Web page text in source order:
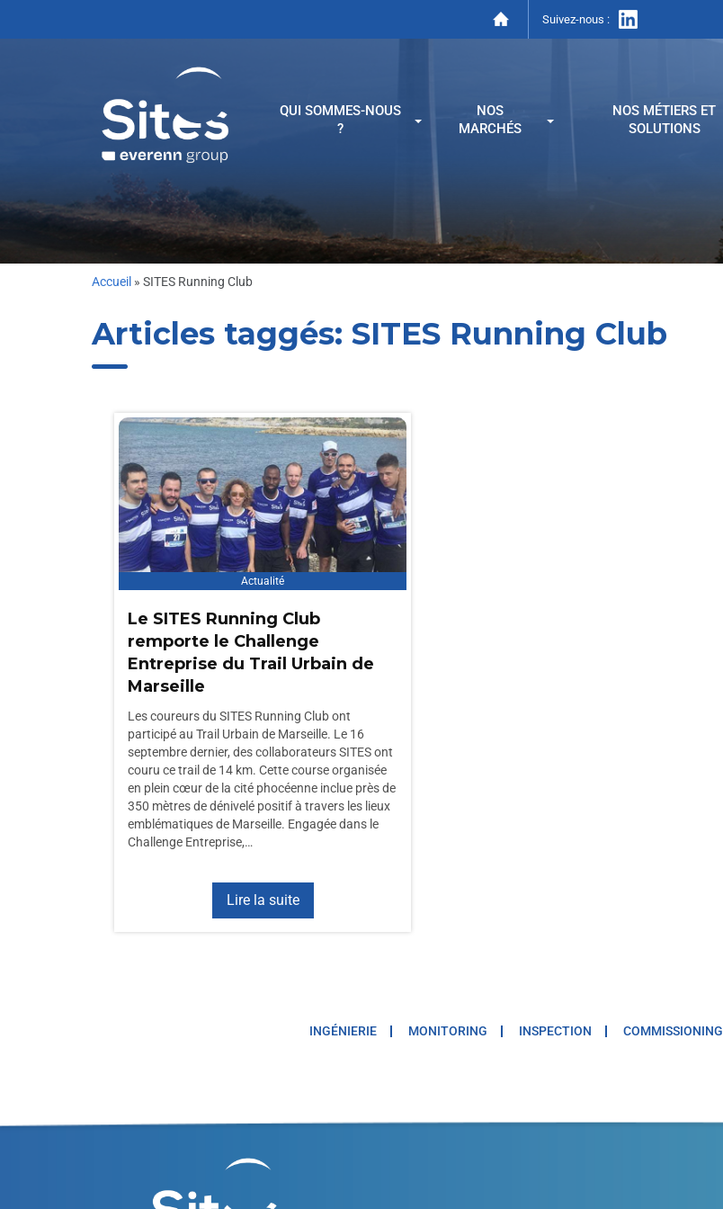
Suivez-nous :
QUI SOMMES-NOUS
?
NOS
MARCHÉS
NOS MÉTIERS ET
SOLUTIONS
Accueil » SITES Running Club
Articles taggés: SITES Running Club
Actualité
Le SITES Running Club
remporte le Challenge
Entreprise du Trail Urbain de
Marseille
Les coureurs du SITES Running Club ont
participé au Trail Urbain de Marseille. Le 16
septembre dernier, des collaborateurs SITES ont
couru ce trail de 14 km. Cette course organisée
en plein cœur de la cité phocéenne inclue près de
350 mètres de dénivelé positif à travers les lieux
emblématiques de Marseille. Engagée dans le
Challenge Entreprise,…
Lire la suite
INGÉNIERIE MONITORING INSPECTION COMMISSIONING